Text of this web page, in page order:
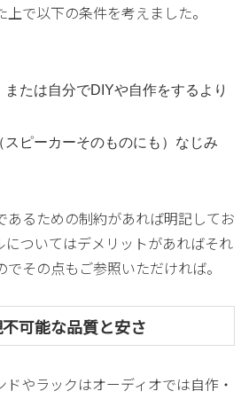
で以下の条件を考えました。
たは自分でDIYや自作をするより
スピーカーそのものにも）なじみ
あるための制約があれば明記してお
についてはデメリットがあればそれ
その点もご参照いただければ。
可能な品質と安さ
やラックはオーディオでは自作・